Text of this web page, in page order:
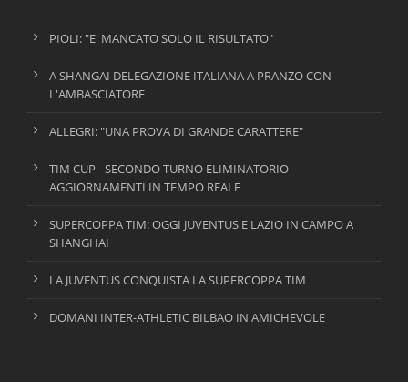
PIOLI: "E' MANCATO SOLO IL RISULTATO"
A SHANGAI DELEGAZIONE ITALIANA A PRANZO CON
L'AMBASCIATORE
ALLEGRI: "UNA PROVA DI GRANDE CARATTERE"
TIM CUP - SECONDO TURNO ELIMINATORIO -
AGGIORNAMENTI IN TEMPO REALE
SUPERCOPPA TIM: OGGI JUVENTUS E LAZIO IN CAMPO A
SHANGHAI
LA JUVENTUS CONQUISTA LA SUPERCOPPA TIM
DOMANI INTER-ATHLETIC BILBAO IN AMICHEVOLE